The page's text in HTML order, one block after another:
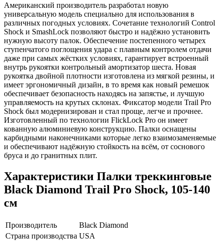
Американский производитель разработал новую
универсальную модель специально для использования в
различных погодных условиях. Сочетание технологий Control
Shock и SmashLock позволяют быстро и надёжно установить
нужную высоту палок. Обеспечение постепенного четырех
ступенчатого поглощения удара с плавным контролем отдачи
даже при самых жёстких условиях, гарантирует встроенный
внутрь рукоятки контрольный амортизатор шеста. Новая
рукоятка двойной плотности изготовлена из мягкой резины, и
имеет эргономичный дизайн, в то время как новый ремешок
обеспечивает безопасность находясь на запястье, и лучшую
управляемость на крутых склонах. Фиксатор модели Trail Pro
Shock был модернизирован и стал проще, легче и прочнее.
Изготовленный по технологии FlickLock Pro он имеет
кованную алюминиевую конструкцию. Палки оснащены
карбидными наконечниками которые легко взаимозаменяемые
и обеспечивают надёжную стойкость на всём, от соснового
бруса и до гранитных плит.
Характеристики Палки треккинговые
Black Diamond Trail Pro Shock, 105-140
см
Производитель
Black Diamond
Страна производства USA